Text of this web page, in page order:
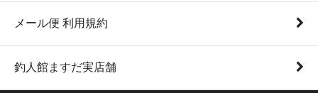
メール便 利用規約
釣人館ますだ実店舗